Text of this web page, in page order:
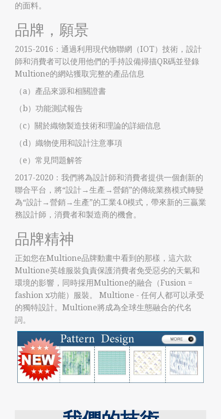
的面料。
品牌，願景
2015-2016：通過利用現代物聯網（IOT）技術，設計
師和消費者可以使用他們的手持設備掃描QR碼並登錄
Multione的網站獲取完整的產品信息
（a）產品來源和相關證書
（b）功能測試報告
（c）關於織物製造技術和理論的詳細信息
（d）織物使用和設計注意事項
（e）常見問題解答
2017-2020：我們將為設計師和消費者提供一個創新的
聯合平台，將“設計→生產→營銷”的傳統業務模式轉變
為“設計→營銷→生產”的工業4.0模式，帶來新的三贏業
務設計師，消費者和製造商的機會。
品牌精神
正如您在Multione品牌動畫中看到的那樣，這六款
Multione英雄服裝負責保護消費者免受惡劣的天氣和
環境的影響，同時採用Multione的融合（Fusion =
fashion x功能）服裝。 Multione - 任何人都可以承受
的獨特設計。Multione將成為全球生態融合的代名
詞。